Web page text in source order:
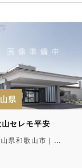
レモ平安
和歌山市｜…